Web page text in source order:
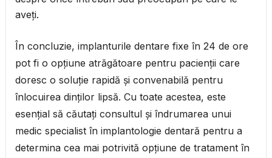
aveți.
În concluzie, implanturile dentare fixe în 24 de ore
pot fi o opțiune atrăgătoare pentru pacienții care
doresc o soluție rapidă și convenabilă pentru
înlocuirea dinților lipsă. Cu toate acestea, este
esențial să căutați consultul și îndrumarea unui
medic specialist în implantologie dentară pentru a
determina cea mai potrivită opțiune de tratament în